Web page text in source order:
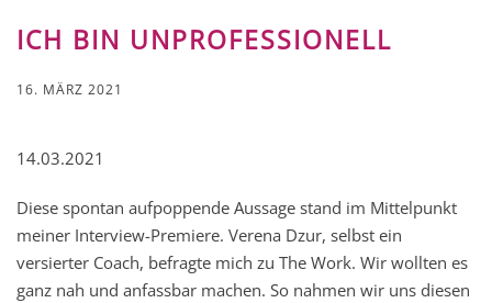
ICH BIN UNPROFESSIONELL
16. MÄRZ 2021
14.03.2021
Diese spontan aufpoppende Aussage stand im Mittelpunkt
meiner Interview-Premiere. Verena Dzur, selbst ein
versierter Coach, befragte mich zu The Work. Wir wollten es
ganz nah und anfassbar machen. So nahmen wir uns diesen